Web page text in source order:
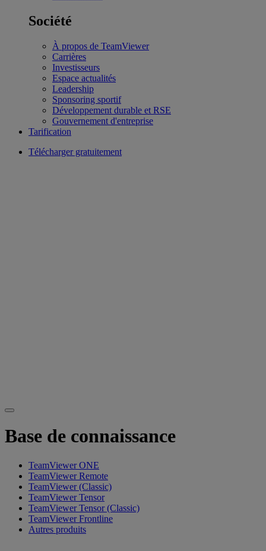
Société
À propos de TeamViewer
Carrières
Investisseurs
Espace actualités
Leadership
Sponsoring sportif
Développement durable et RSE
Gouvernement d'entreprise
Tarification
Télécharger gratuitement
Base de connaissance
TeamViewer ONE
TeamViewer Remote
TeamViewer (Classic)
TeamViewer Tensor
TeamViewer Tensor (Classic)
TeamViewer Frontline
Autres produits